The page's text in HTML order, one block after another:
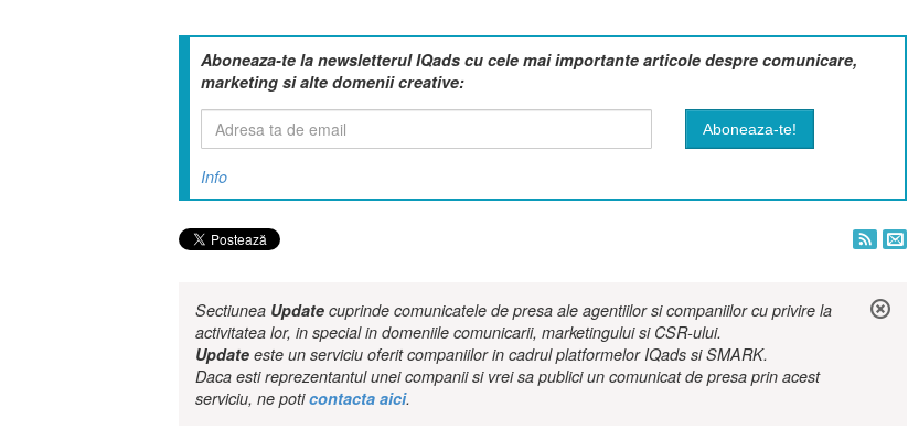
Aboneaza-te la newsletterul IQads cu cele mai importante articole despre comunicare,
marketing si alte domenii creative:
Info
Sectiunea Update cuprinde comunicatele de presa ale agentiilor si companiilor cu privire la
activitatea lor, in special in domeniile comunicarii, marketingului si CSR-ului.
Update este un serviciu oferit companiilor in cadrul platformelor IQads si SMARK.
Daca esti reprezentantul unei companii si vrei sa publici un comunicat de presa prin acest
serviciu, ne poticontacta aici.